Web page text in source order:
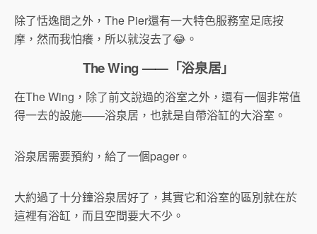
除了恬逸間之外，The Pier還有一大特色服務室足底按
摩，然而我怕癢，所以就沒去了😂。
The Wing ——「浴泉居」
在The Wing，除了前文說過的浴室之外，還有一個非常值
得一去的設施——浴泉居，也就是自帶浴缸的大浴室。
浴泉居需要預約，給了一個pager。
大約過了十分鐘浴泉居好了，其實它和浴室的區別就在於
這裡有浴缸，而且空間要大不少。